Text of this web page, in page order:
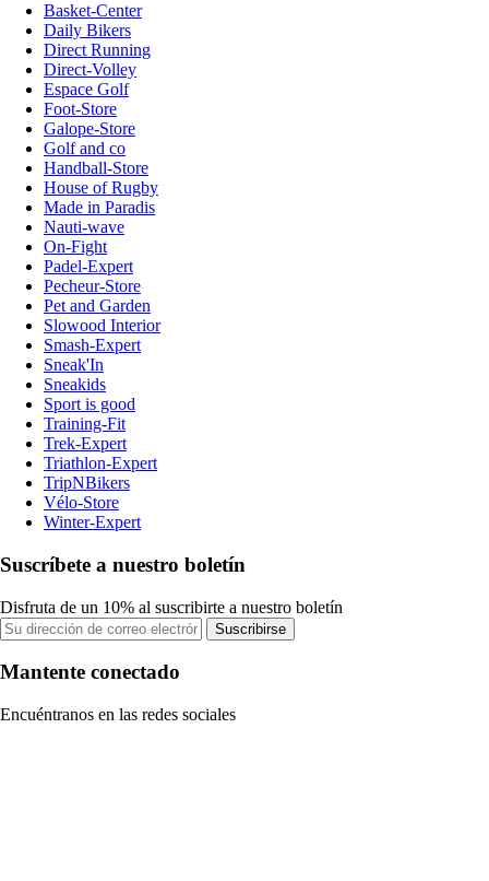
Basket-Center
Daily Bikers
Direct Running
Direct-Volley
Espace Golf
Foot-Store
Galope-Store
Golf and co
Handball-Store
House of Rugby
Made in Paradis
Nauti-wave
On-Fight
Padel-Expert
Pecheur-Store
Pet and Garden
Slowood Interior
Smash-Expert
Sneak'In
Sneakids
Sport is good
Training-Fit
Trek-Expert
Triathlon-Expert
TripNBikers
Vélo-Store
Winter-Expert
Suscríbete a nuestro boletín
Disfruta de un 10% al suscribirte a nuestro boletín
Suscribirse
Mantente conectado
Encuéntranos en las redes sociales